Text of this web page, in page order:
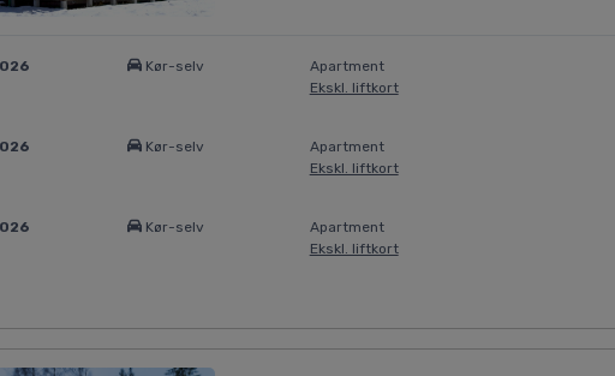
Kør-selv
Apartment
Ekskl. liftkort
Kør-selv
Apartment
Ekskl. liftkort
Kør-selv
Apartment
Ekskl. liftkort